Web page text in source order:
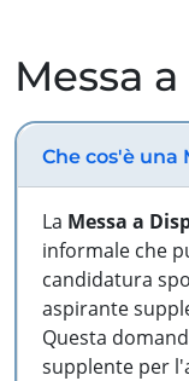
Messa
Che cos'è una
La Messa a
informale che
candidatura
aspirante
Questa
supplente per